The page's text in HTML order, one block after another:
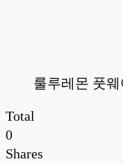
룰루레몬 풋웨
Total
0
Shares